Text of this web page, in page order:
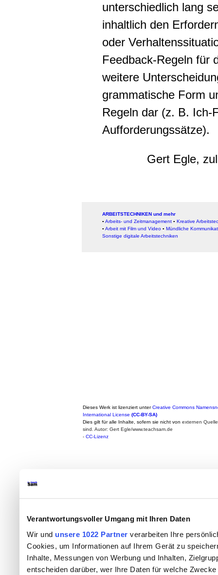
Verantwortungsvoller Umgang mit Ihren Daten
Wir und unsere 1022 Partner verarbeiten Ihre
Cookies, um Informationen auf Ihrem Gerät zu
Inhalte, Messungen von Werbung und Inhalten,
entscheiden darüber, wer Ihre Daten für welche
unterschiedlich lang
inhaltlich den
oder
Feedback-Regeln für
weitere
grammatische Form
Regeln dar (z. B. Ich-
Aufforderungssätze).
Gert Egle,
ARBEITSTECHNIKEN und mehr
▪ Arbeits- und Zeitmanagement ▪ Kreative
▪ Arbeit mit Film und Video ▪ Mündliche
Sonstige digitale Arbeitstechniken
Dieses Werk ist lizenziert unterCreative Commons
International License (CC-BY-SA)
Dies gilt für alle Inhalte, sofern sie nicht von externen
sind. Autor: Gert Egle/www.teachsam.de
- CC-Lizenz